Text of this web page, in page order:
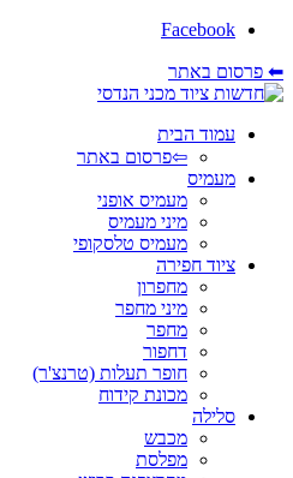
Facebook
⬅ פרסום באתר
עמוד הבית
⇦פרסום באתר
מעמיס
מעמיס אופני
מיני מעמיס
מעמיס טלסקופי
ציוד חפירה
מחפרון
מיני מחפר
מחפר
דחפור
חופר תעלות (טרנצ'ר)
מכונת קידוח
סלילה
מכבש
מפלסת